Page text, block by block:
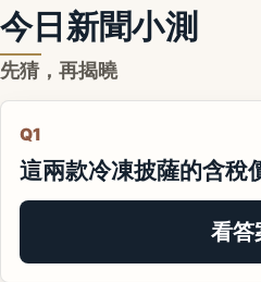
今日新聞小測
先猜，再揭曉
Q1
這兩款冷凍披薩的含稅
看答